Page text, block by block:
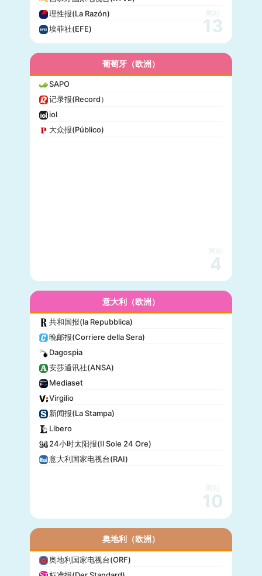
理性报(La Razón)
埃菲社(EFE)
网站
13
葡萄牙（欧洲）
SAPO
记录报(Record）
iol
大众报(Público)
网站
4
意大利（欧洲）
共和国报(la Repubblica)
晚邮报(Corriere della Sera)
Dagospia
安莎通讯社(ANSA)
Mediaset
Virgilio
新闻报(La Stampa)
Libero
24小时太阳报(Il Sole 24 Ore)
意大利国家电视台(RAI)
网站
10
奥地利（欧洲）
奥地利国家电视台(ORF)